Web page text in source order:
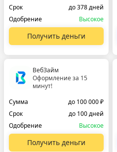
Срок
до 378 дней
Одобрение
Высокое
Получить деньги
ВебЗайм
Оформление за 15
минут!
Сумма
до 100 000 ₽
Срок
до 100 дней
Одобрение
Высокое
Получить деньги